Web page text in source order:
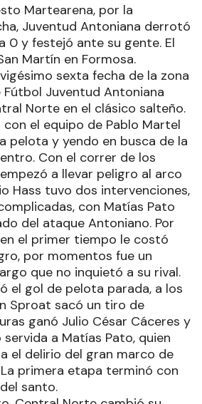
Martearena, por la
Juventud Antoniana derrotó
0 y festejó ante su gente. El
Martín en Formosa.
sexta fecha de la zona
Fútbol Juventud Antoniana
Norte en el clásico salteño.
el equipo de Pablo Martel
pelota y yendo en busca de la
Con el correr de los
a llevar peligro al arco
Hass tuvo dos intervenciones,
con Matías Pato
del ataque Antoniano. Por
el primer tiempo le costó
por momentos fue un
que no inquietó a su rival.
el gol de pelota parada, a los
Sproat sacó un tiro de
ganó Julio César Cáceres y
a Matías Pato, quien
el delirio del gran marco de
primera etapa terminó con
santo.